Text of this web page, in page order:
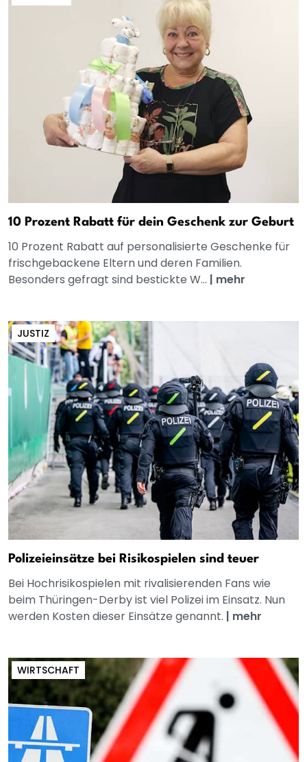
10 Prozent Rabatt für dein Geschenk zur Geburt
10 Prozent Rabatt auf personalisierte Geschenke für
frischgebackene Eltern und deren Familien.
Besonders gefragt sind bestickte W... | mehr
JUSTIZ
Polizeieinsätze bei Risikospielen sind teuer
Bei Hochrisikospielen mit rivalisierenden Fans wie
beim Thüringen-Derby ist viel Polizei im Einsatz. Nun
werden Kosten dieser Einsätze genannt. | mehr
WIRTSCHAFT